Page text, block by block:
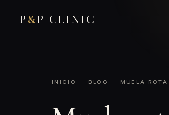
P &P CLINIC
INICIO — BLOG — MUELA ROTA